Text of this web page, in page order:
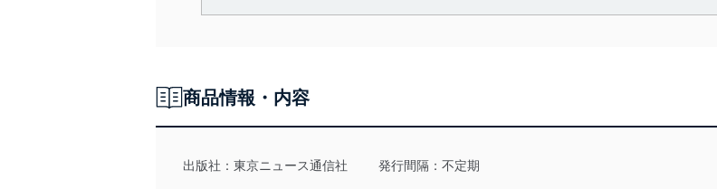
当社は、個人情報の取得・利用・提供に際して、その利用目的を明確にし、本人
法令遵守
令及びその他の規範を常に適合させます。
商品情報・内容
出版社： 東京ニュース通信社 発行間隔：不定期